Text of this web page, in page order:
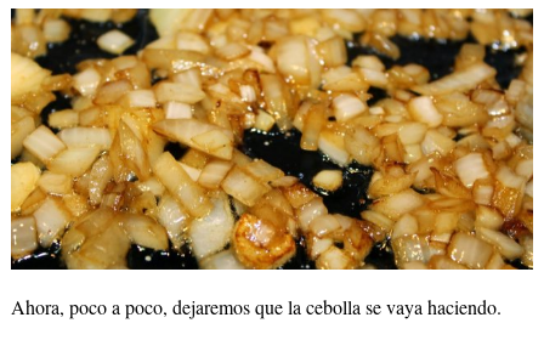
Ahora, poco a poco, dejaremos que la cebolla se vaya haciendo.